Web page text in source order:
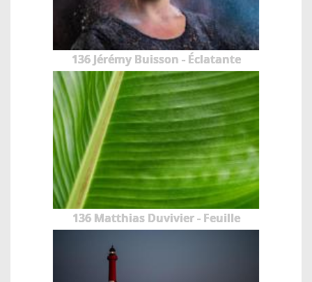
136 Jérémy Buisson - Éclatante
136 Matthias Duvivier - Feuille